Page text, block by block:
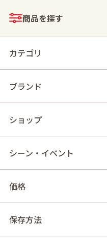
3000円以上(2026ス
商品を探す
カテゴリ
ブランド
ショップ
シーン・イベント
価格
保存方法